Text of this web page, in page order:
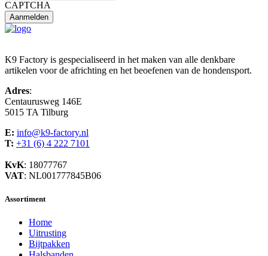
CAPTCHA
K9 Factory is gespecialiseerd in het maken van alle denkbare
artikelen voor de africhting en het beoefenen van de hondensport.
Adres:
Centaurusweg 146E
5015 TA Tilburg
E: info@k9-factory.nl
T: +31 (6) 4 222 7101
KvK: 18077767
VAT: NL001777845B06
Assortiment
Home
Uitrusting
Bijtpakken